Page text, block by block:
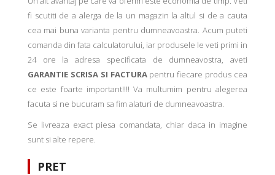
fi scutiti de a alerga de la un magazin la altul si de a cauta
cea mai buna varianta pentru dumneavoastra. Acum puteti
comanda din fata calculatorului, iar produsele le veti primi in
24 ore la adresa specificata de dumneavostra, aveti
GARANTIE SCRISA SI FACTURApentru fiecare produs cea
ce este foarte important!!!! Va multumim pentru alegerea
facuta si ne bucuram sa fim alaturi de dumneavoastra.
Se livreaza exact piesa comandata, chiar daca in imagine
sunt si alte repere.
PRET